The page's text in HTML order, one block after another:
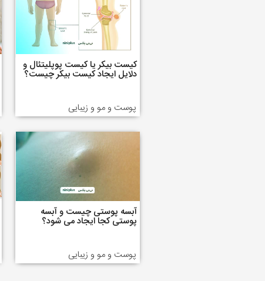
کیست بیکر یا کیست پوپلیتئال و
دلایل ایجاد کیست بیکر چیست؟
پوست و مو و زیبایی
آبسه پوستی چیست و آبسه
پوستی کجا ایجاد می شود؟
پوست و مو و زیبایی